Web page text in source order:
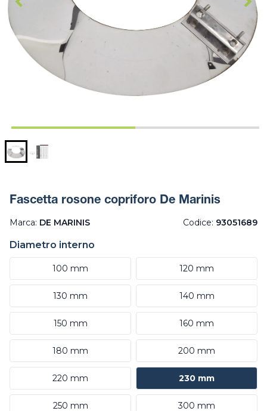
Fascetta rosone copriforo De Marinis
Marca: DE MARINIS Codice: 93051689
Diametro interno
100 mm 120 mm
130 mm 140 mm
150 mm 160 mm
180 mm 200 mm
220 mm 230 mm
250 mm 300 mm